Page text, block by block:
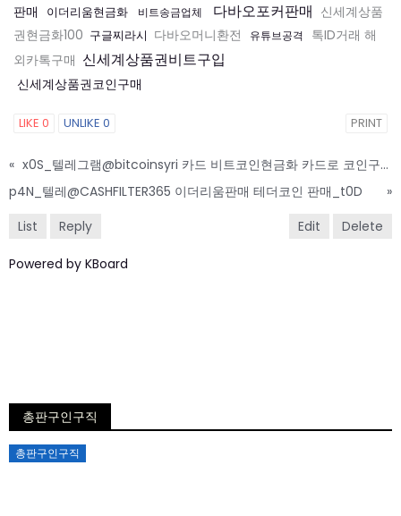
판매
이더리움현금화 비트송금업체 다바오포커판매 신세계상품
권현금화100 구글찌라시 다바오머니환전 유튜브공격
톡ID거래 해
외카톡구매 신세계상품권비트구입
신세계상품권코인구매
LIKE 0 UNLIKE 0 PRINT
«
x0S_텔레그램@bitcoinsyri 카드 비트코인현금화 카드로 코인구입_u2N
p4N_텔레@CASHFILTER365 이더리움판매 테더코인 판매_t0D
»
List
Reply Edit Delete
Powered by KBoard
총판구인구직
총판구인구직
Posted
on